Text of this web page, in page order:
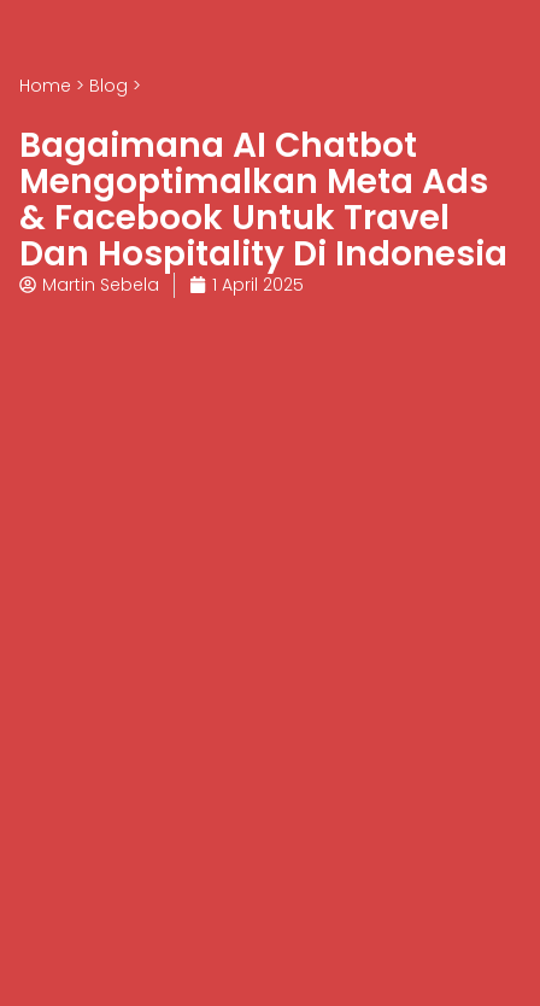
Home > Blog >
Bagaimana AI Chatbot
Mengoptimalkan Meta Ads
& Facebook Untuk Travel
Dan Hospitality Di Indonesia
Martin Sebela 1 April 2025